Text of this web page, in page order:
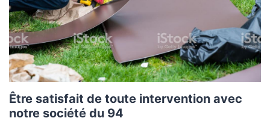
Être satisfait de toute intervention avec
notre société du 94